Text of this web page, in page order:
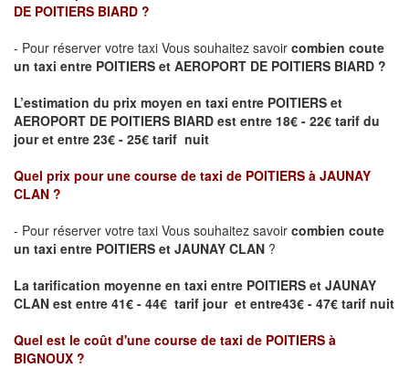
DE POITIERS BIARD ?
- Pour réserver votre taxi Vous souhaitez savoir combien coute
un taxi entre POITIERS et AEROPORT DE POITIERS BIARD ?
L’estimation du prix moyen en taxi entre POITIERS et
AEROPORT DE POITIERS BIARD est entre 18€ - 22€ tarif du
jour et entre 23€ - 25€ tarif nuit
Quel prix pour une course de taxi de POITIERS à JAUNAY
CLAN ?
- Pour réserver votre taxi Vous souhaitez savoir combien coute
un taxi entre POITIERS et JAUNAY CLAN ?
La tarification moyenne en taxi entre POITIERS et JAUNAY
CLAN est entre 41€ - 44€ tarif jour et entre43€ - 47€ tarif nuit
Quel est le coût d'une course de taxi de POITIERS à
BIGNOUX ?